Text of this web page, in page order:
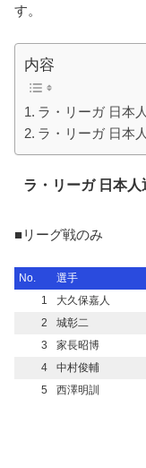
す。
内容
ラ・リーガ 日本
ラ・リーガ 日本
ラ・リーガ 日本人
■リーグ戦のみ
No. 選手
1
大久保嘉人
2
城彰二
3
家長昭博
4
中村俊輔
5
西澤明訓